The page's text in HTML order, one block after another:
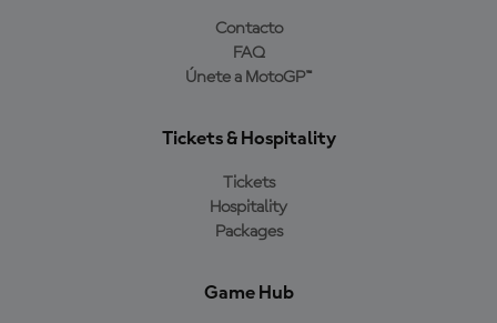
Contacto
FAQ
Únete a MotoGP™
Tickets & Hospitality
Tickets
Hospitality
Packages
Game Hub